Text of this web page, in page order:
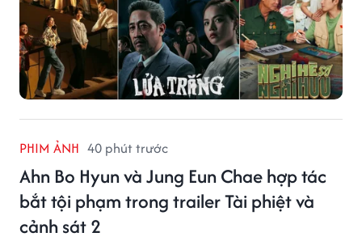
PHIM ẢNH 40 phút trước
Ahn Bo Hyun và Jung Eun Chae hợp tác
bắt tội phạm trong trailer Tài phiệt và
cảnh sát 2